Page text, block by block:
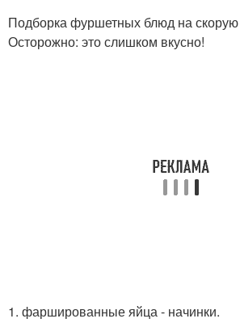
Подборка фуршетных блюд на скорую
Осторожно: это слишком вкусно!
1. фаршированные яйца - начинки.